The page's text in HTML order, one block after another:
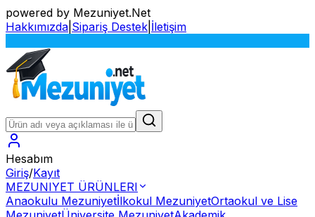
powered by Mezuniyet.Net
Hakkımızda Sipariş Destek İletişim
Hesabım
Giriş/Kayıt
MEZUNIYET ÜRÜNLERI
Anaokulu Mezuniyetİlkokul MezuniyetOrtaokul ve Lise